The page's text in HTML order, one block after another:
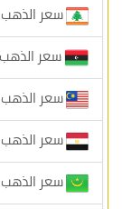
سعر الذهب
سعر الذهب
سعر الذهب
سعر
سعر الذهب